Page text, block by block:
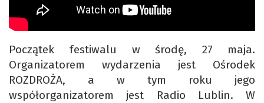
Początek festiwalu w środę, 27 maja.
Organizatorem wydarzenia jest Ośrodek
ROZDROŻA, a w tym roku jego
współorganizatorem jest Radio Lublin. W